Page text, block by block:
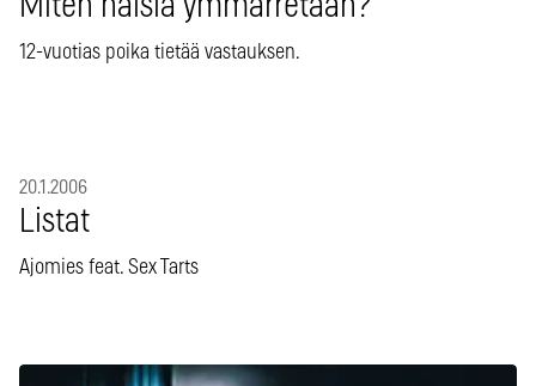
Miten naisia ymmärretään?
12-vuotias poika tietää vastauksen.
20.1.2006
Listat
Ajomies feat. Sex Tarts